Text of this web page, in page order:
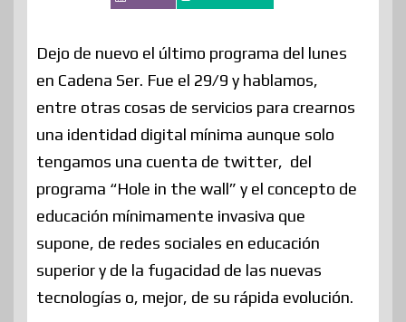
Dejo de nuevo el último programa del lunes
en Cadena Ser. Fue el 29/9 y hablamos,
entre otras cosas de servicios para crearnos
una identidad digital mínima aunque solo
tengamos una cuenta de twitter, del
programa “Hole in the wall” y el concepto de
educación mínimamente invasiva que
supone, de redes sociales en educación
superior y de la fugacidad de las nuevas
tecnologías o, mejor, de su rápida evolución.